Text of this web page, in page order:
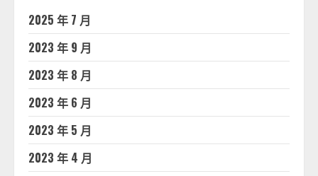
2025 年 7 月
2023 年 9 月
2023 年 8 月
2023 年 6 月
2023 年 5 月
2023 年 4 月